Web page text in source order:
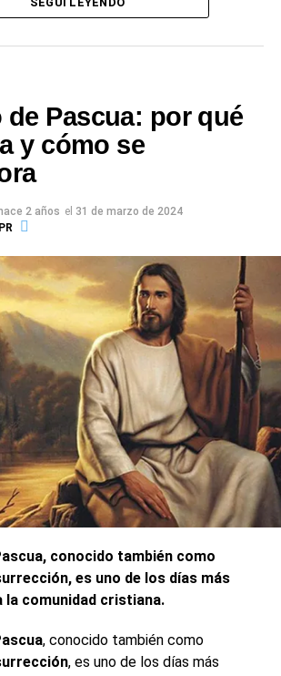
sobre los mecanismos de
de Pascua: por qué
y cómo se
hace 2 años el 31 de marzo de 2024
conocido también como
es uno de los días más
comunidad cristiana.
, conocido también como
, es uno de los días más